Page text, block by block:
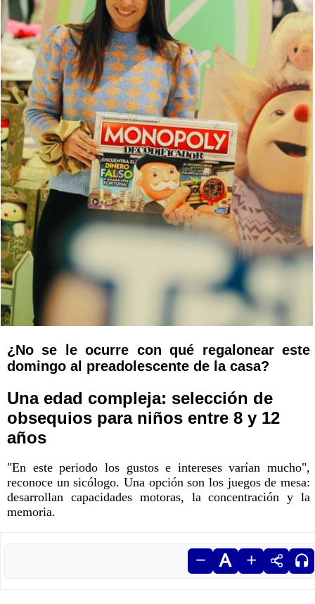
¿No se le ocurre con qué regalonear este
domingo al preadolescente de la casa?
Una edad compleja: selección de
obsequios para niños entre 8 y 12
años
"En este periodo los gustos e intereses varían mucho",
reconoce un sicólogo. Una opción son los juegos de mesa:
desarrollan capacidades motoras, la concentración y la
memoria.